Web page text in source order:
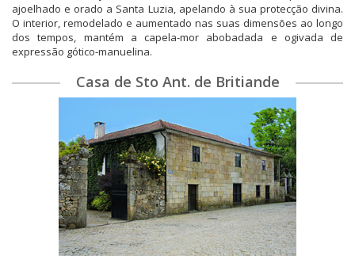
ajoelhado e orado a Santa Luzia, apelando à sua protecção divina.
O interior, remodelado e aumentado nas suas dimensões ao longo
dos tempos, mantém a capela-mor abobadada e ogivada de
expressão gótico-manuelina.
Casa de Sto Ant. de Britiande